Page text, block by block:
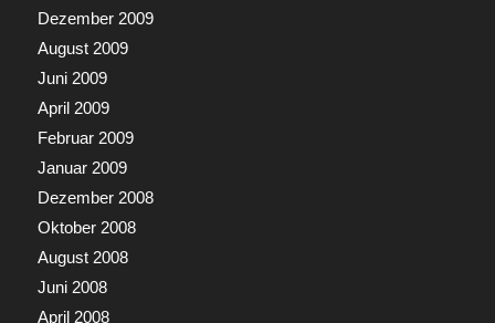
Dezember 2009
August 2009
Juni 2009
April 2009
Februar 2009
Januar 2009
Dezember 2008
Oktober 2008
August 2008
Juni 2008
April 2008